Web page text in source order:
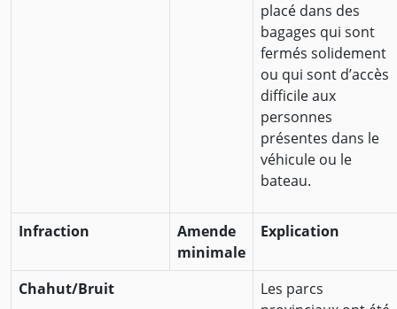
placé dans des
bagages qui sont
fermés solidement
ou qui sont d’accès
difficile aux
personnes
présentes dans le
véhicule ou le
bateau.
Infraction
Amende
minimale
Explication
Chahut/Bruit
Les parcs